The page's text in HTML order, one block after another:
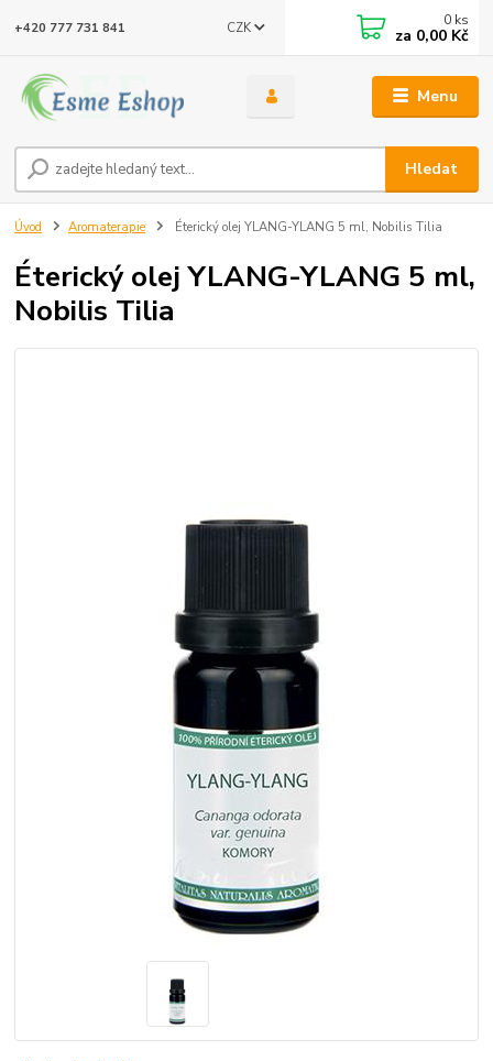
Menu
CZK
Hledat
+420 777 731 841 0 ks
za 0,00 Kč
Úvod Aromaterapie Éterický olej YLANG-YLANG 5 ml, Nobilis Tilia
Éterický olej YLANG-YLANG 5 ml,
Nobilis Tilia